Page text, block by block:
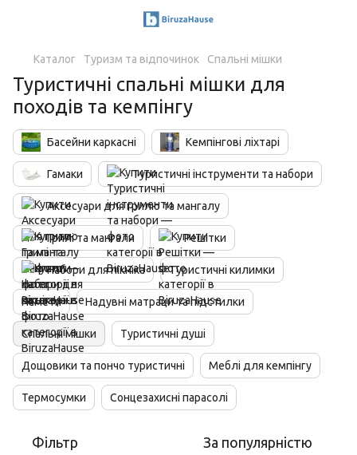
Каталог Туризм та відпочинок Спальні мішки
Туристичні спальні мішки для
походів та кемпінгу
Басейни каркасні Кемпінгові ліхтарі
Гамаки Туристичні інструменти та набори
Аксесуари для грилю та мангалу
Грилі та мангали Решітки
Набори для пікніка Туристичні килимки
Намети Надувні матраци та підстилки
Спальні мішки Туристичні душі
Дощовики та пончо туристичні Меблі для кемпінгу
Термосумки Сонцезахисні парасолі
Фільтр За популярністю